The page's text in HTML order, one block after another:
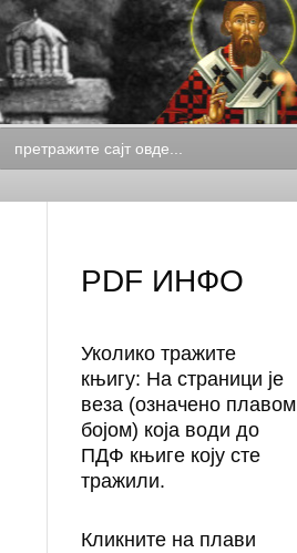
PDF ИНФО
Уколико тражите
књигу: На страници је
веза (означено плавом
бојом) која води до
ПДФ књиге коју сте
тражили.
Кликните на плави